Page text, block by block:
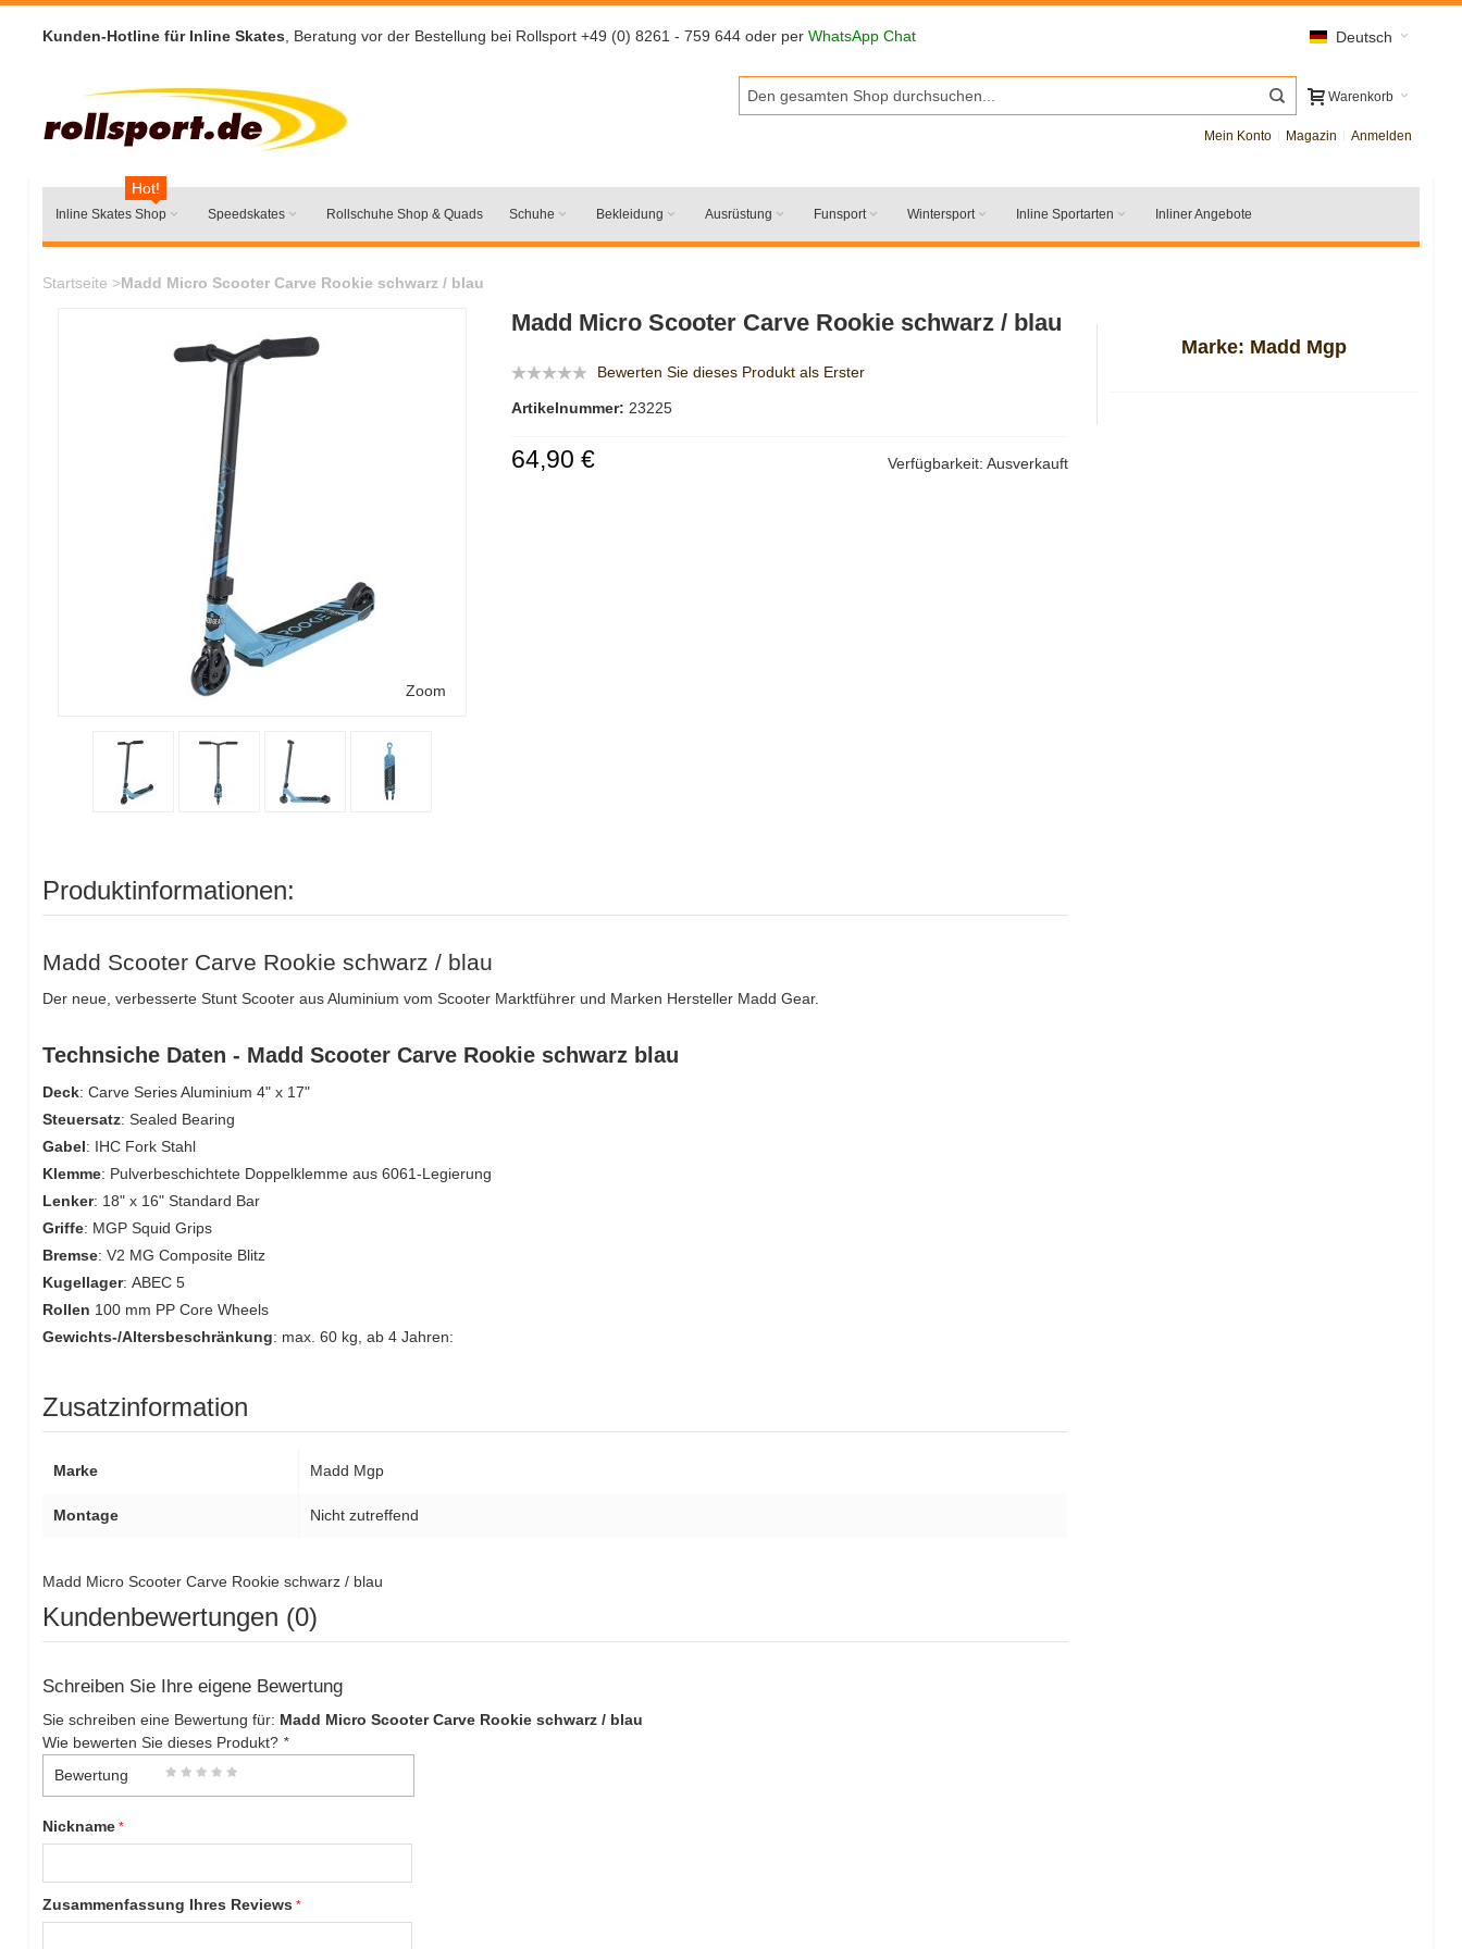
Kunden-Hotline für Inline Skates , Beratung vor der Bestellung bei Rollsport +49 (0) 8261 - 759 644 oder per WhatsApp Chat Deutsch
Warenkorb
Mein Konto Magazin Anmelden
Inline Skates Shop
Hot!
Speedskates Rollschuhe Shop & Quads Schuhe Bekleidung Ausrüstung Funsport Wintersport Inline Sportarten Inliner Angebote
Startseite >Madd Micro Scooter Carve Rookie schwarz / blau
Zoom
Madd Micro Scooter Carve Rookie schwarz / blau
Bewerten Sie dieses Produkt als Erster
Artikelnummer: 23225
Verfügbarkeit: Ausverkauft
64,90 €
Marke: Madd Mgp
Produktinformationen:
Madd Scooter Carve Rookie schwarz / blau
Der neue, verbesserte Stunt Scooter aus Aluminium vom Scooter Marktführer und Marken Hersteller Madd Gear.
Technsiche Daten - Madd Scooter Carve Rookie schwarz blau
Deck: Carve Series Aluminium 4" x 17"
Steuersatz: Sealed Bearing
Gabel: IHC Fork Stahl
Klemme: Pulverbeschichtete Doppelklemme aus 6061-Legierung
Lenker: 18" x 16" Standard Bar
Griffe: MGP Squid Grips
Bremse: V2 MG Composite Blitz
Kugellager:ABEC 5
Rollen 100 mm PP Core Wheels
Gewichts-/Altersbeschränkung: max. 60 kg, ab 4 Jahren:
Zusatzinformation
Marke Madd Mgp
Montage Nicht zutreffend
Madd Micro Scooter Carve Rookie schwarz / blau
Kundenbewertungen (0)
Schreiben Sie Ihre eigene Bewertung
Sie schreiben eine Bewertung für: Madd Micro Scooter Carve Rookie schwarz / blau
Wie bewerten Sie dieses Produkt? *
Bewertung
Nickname
Zusammenfassung Ihres Reviews